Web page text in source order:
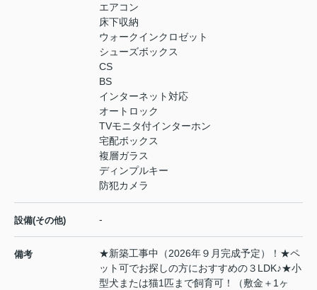
エアコン
床下収納
ウォークインクロゼット
シューズボックス
CS
BS
インターネット対応
オートロック
TVモニタ付インターホン
宅配ボックス
複層ガラス
ディンプルキー
防犯カメラ
設備(その他) -
備考
★新築工事中（2026年９月完成予定）！★ペ
ット可でお探しの方におすすめの３LDK♪★小
型犬または猫1匹まで飼育可！（敷金＋1ヶ